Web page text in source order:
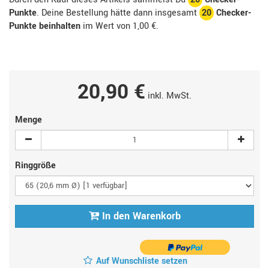
Punkte. Deine Bestellung hätte dann insgesamt 20 Checker-
Punkte beinhalten im Wert von 1,00 €.
20,90 € inkl. MwSt.
Menge
Ringgröße
In den Warenkorb
Auf Wunschliste setzen